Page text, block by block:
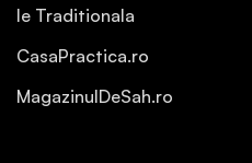
Ie Traditionala
CasaPractica.ro
MagazinulDeSah.ro